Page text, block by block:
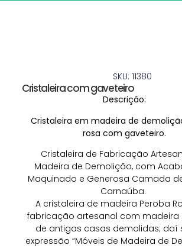
SKU: 11380
Cristaleira com gaveteiro
Descrição:
Cristaleira em madeira de
rosa com gaveteiro.
Cristaleira de Fabricação
Madeira de Demolição, com
Maquinado e Generosa Camada
Carnaúba.
A cristaleira de madeira Peroba
fabricação artesanal com madeira
de antigas casas demolidas; daí
expressão “Móveis de Madeira de